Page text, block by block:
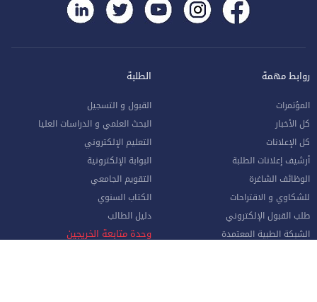
روابط مهمة
المؤتمرات
كل الأخبار
كل الإعلانات
أرشيف إعلانات الطلبة
الوظائف الشاغرة
للشكاوي و الاقتراحات
طلب القبول الإلكتروني
الشبكة الطبية المعتمدة
الطلبة
القبول و التسجيل
البحث العلمي و الدراسات العليا
التعليم الإلكتروني
البوابة الإلكترونية
التقويم الجامعي
الكتاب السنوي
دليل الطالب
وحدة متابعة الخريجين